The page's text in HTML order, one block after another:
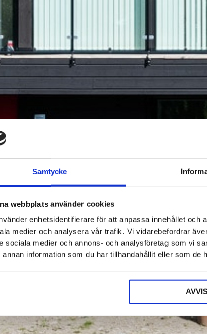
Samtycke
webbplats använder cookies
enhetsidentifierare för att anpassa innehållet och
medier och analysera vår trafik. Vi vidarebefordrar
sociala medier och annons- och analysföretag som vi
annan information som du har tillhandahållit eller som